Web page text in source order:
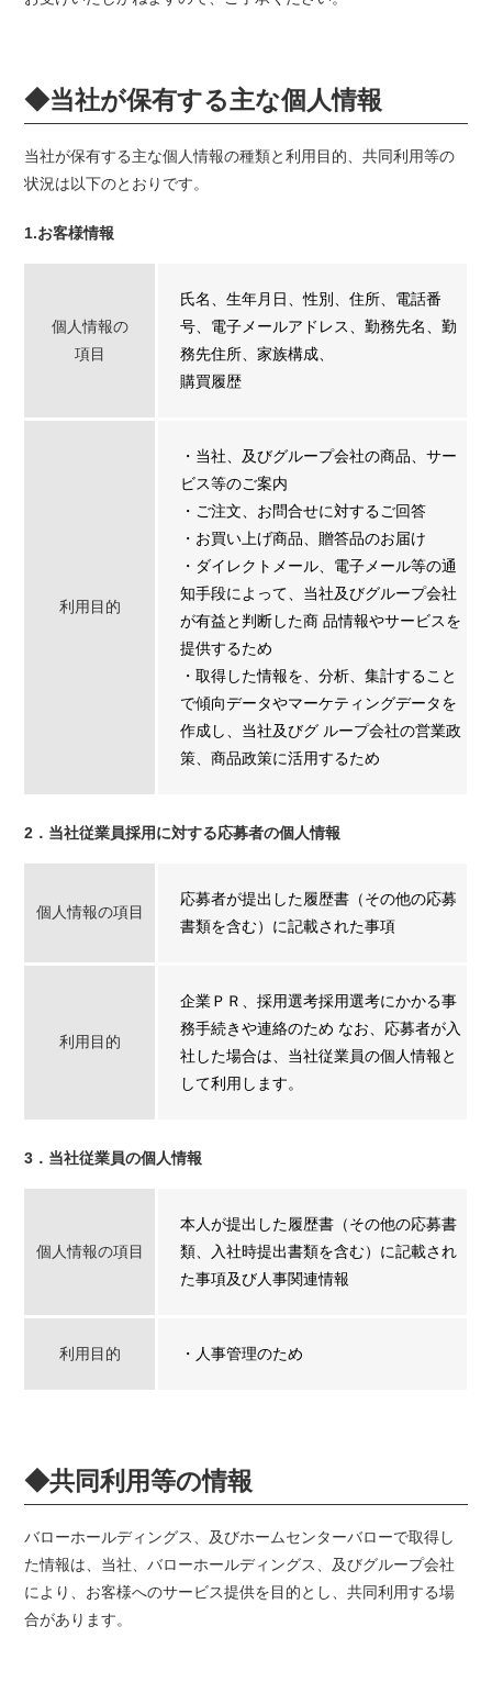
◆当社が保有する主な個人情報
当社が保有する主な個人情報の種類と利用目的、共同利用等の
状況は以下のとおりです。
1.お客様情報
個人情報の
項目
氏名、生年月日、性別、住所、電話番
号、電子メールアドレス、勤務先名、勤
務先住所、家族構成、
購買履歴
利用目的
・当社、及びグループ会社の商品、サー
ビス等のご案内
・ご注文、お問合せに対するご回答
・お買い上げ商品、贈答品のお届け
・ダイレクトメール、電子メール等の通
知手段によって、当社及びグループ会社
が有益と判断した商 品情報やサービスを
提供するため
・取得した情報を、分析、集計すること
で傾向データやマーケティングデータを
作成し、当社及びグ ループ会社の営業政
策、商品政策に活用するため
2．当社従業員採用に対する応募者の個人情報
個人情報の項目
応募者が提出した履歴書（その他の応募
書類を含む）に記載された事項
利用目的
企業ＰＲ、採用選考採用選考にかかる事
務手続きや連絡のため なお、応募者が入
社した場合は、当社従業員の個人情報と
して利用します。
3．当社従業員の個人情報
個人情報の項目
本人が提出した履歴書（その他の応募書
類、入社時提出書類を含む）に記載され
た事項及び人事関連情報
利用目的 ・人事管理のため
◆共同利用等の情報
バローホールディングス、及びホームセンターバローで取得し
た情報は、当社、バローホールディングス、及びグループ会社
により、お客様へのサービス提供を目的とし、共同利用する場
合があります。